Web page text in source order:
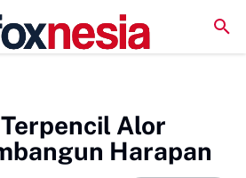
Dekan FDK Serahkan Sertifikat
Alor
Harapan